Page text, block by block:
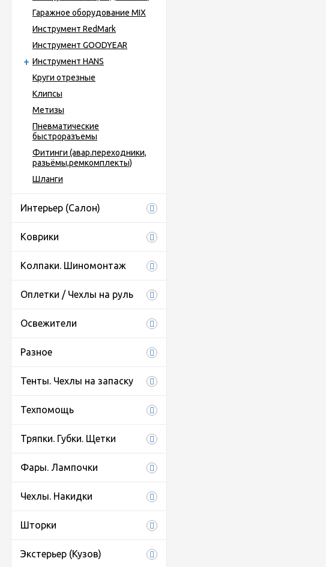
Гаражное оборудование MIX
Инструмент RedMark
Инструмент GOODYEAR
Инструмент HANS
Круги отрезные
Клипсы
Метизы
Пневматические
быстроразъемы
Фитинги (авар.переходники,
разьёмы,ремкомплекты)
Шланги
Интерьер (Салон)
Коврики
Колпаки. Шиномонтаж
Оплетки / Чехлы на руль
Освежители
Разное
Тенты. Чехлы на запаску
Техпомощь
Тряпки. Губки. Щетки
Фары. Лампочки
Чехлы. Накидки
Шторки
Экстерьер (Кузов)